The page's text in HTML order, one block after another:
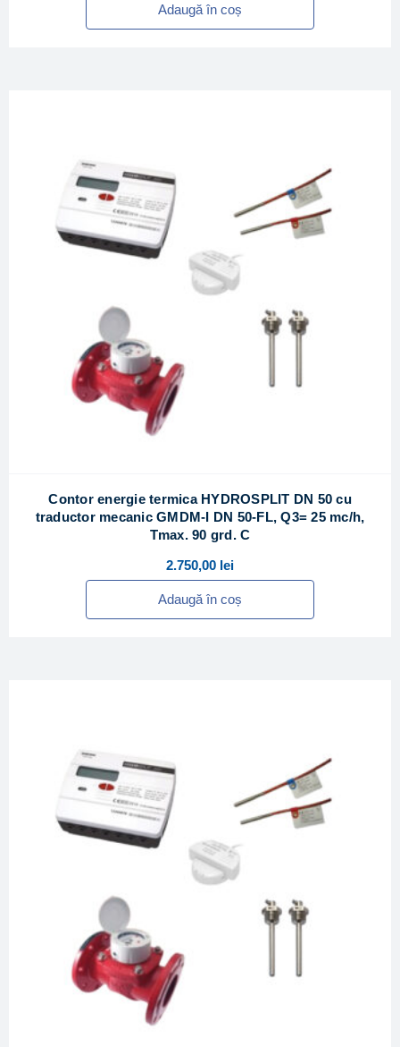
Adaugă în coș
Contor energie termica HYDROSPLIT DN 50 cu
traductor mecanic GMDM-I DN 50-FL, Q3= 25 mc/h,
Tmax. 90 grd. C
2.750,00 lei
Adaugă în coș